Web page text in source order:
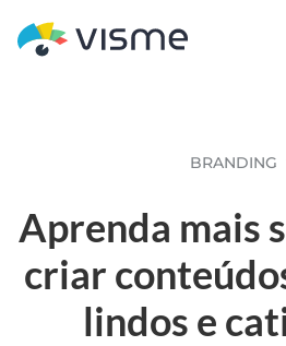
BRANDING
Aprenda mais
criar
lindos e